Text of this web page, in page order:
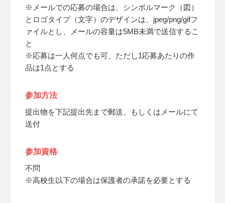
※メールでの応募の場合は、シンボルマーク（図）
とロゴタイプ（文字）のデザインは、jpeg/png/gifフ
ァイルとし、メールの容量は5MB未満で送信するこ
と
※応募は一人何点でも可、ただし1応募あたりの作
品は1点とする
参加方法
提出物を下記提出先まで郵送、もしくはメールにて
送付
参加資格
不問
※高校生以下の場合は保護者の承諾を必要とする